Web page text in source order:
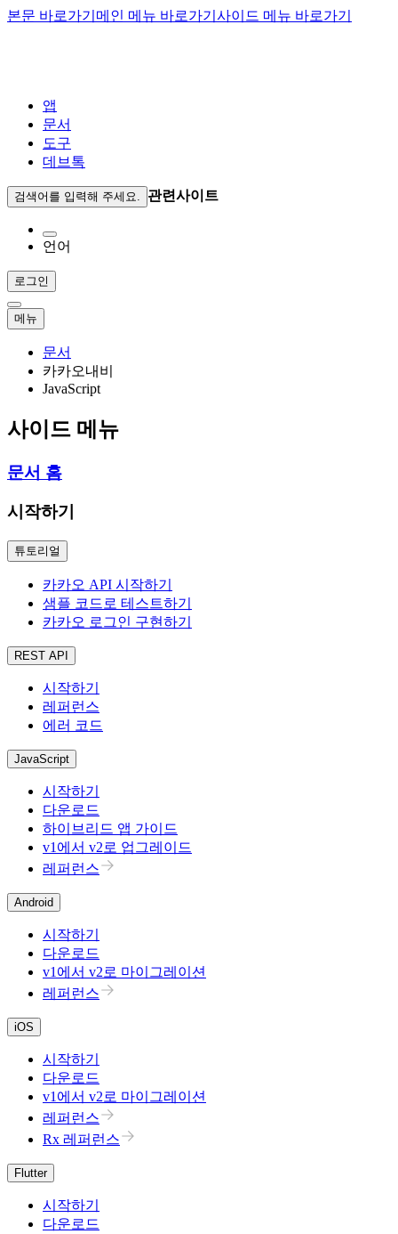
본문 바로가기 메인 메뉴 바로가기 사이드 메뉴 바로가기
앱
문서
도구
데브톡
검색어를 입력해 주세요. 관련사이트
언어
로그인
메뉴
문서
카카오내비
JavaScript
사이드 메뉴
문서 홈
시작하기
튜토리얼
카카오 API 시작하기
샘플 코드로 테스트하기
카카오 로그인 구현하기
REST API
시작하기
레퍼런스
에러 코드
JavaScript
시작하기
다운로드
하이브리드 앱 가이드
v1에서 v2로 업그레이드
레퍼런스
Android
시작하기
다운로드
v1에서 v2로 마이그레이션
레퍼런스
iOS
시작하기
다운로드
v1에서 v2로 마이그레이션
레퍼런스
Rx 레퍼런스
Flutter
시작하기
다운로드